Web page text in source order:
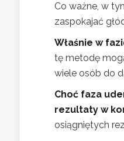
Co ważne, w
zaspokajać
Właśnie w
tę metodę
wiele osób do
Choć faza
rezultaty w
osiągniętych